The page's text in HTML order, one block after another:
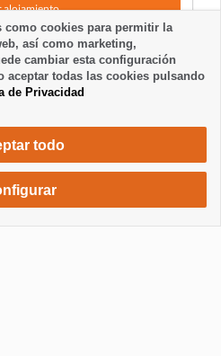
alojamiento
como cookies para permitir la
así como marketing,
cambiar esta configuración
aceptar todas las cookies pulsando
de Privacidad
todo